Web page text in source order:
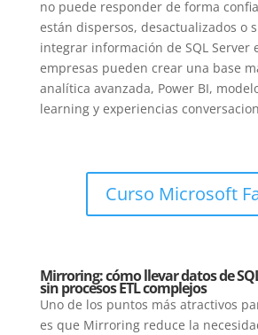
no puede responder de forma
están dispersos, desactualizados o
integrar información de SQL Server
empresas pueden crear una base
analítica avanzada, Power BI,
learning y experiencias
Curso Microsoft
Mirroring: cómo llevar datos de
sin procesos ETL complejos
Uno de los puntos más atractivos
es que Mirroring reduce la